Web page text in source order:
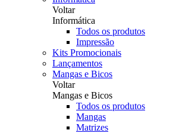
Voltar
Informática
Todos os produtos
Impressão
Kits Promocionais
Lançamentos
Mangas e Bicos
Voltar
Mangas e Bicos
Todos os produtos
Mangas
Matrizes